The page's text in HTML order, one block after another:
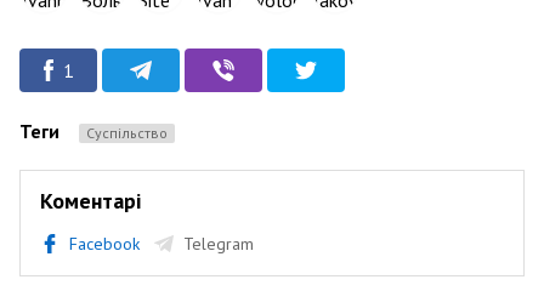
1
Теги Суспільство
Коментарі
Facebook Telegram